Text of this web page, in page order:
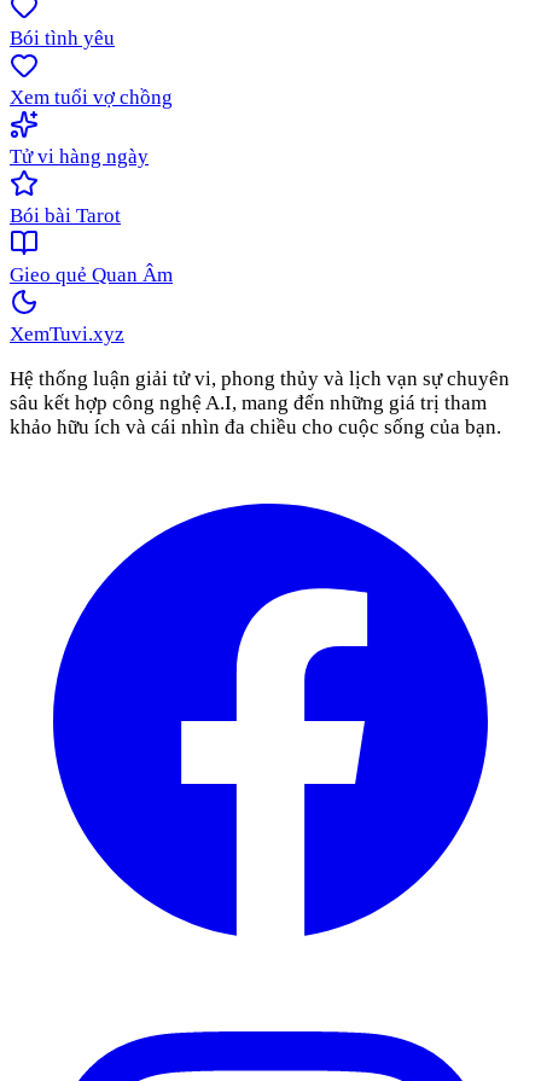
Bói tình yêu
Xem tuổi vợ chồng
Tử vi hàng ngày
Bói bài Tarot
Gieo quẻ Quan Âm
XemTuvi.xyz
Hệ thống luận giải tử vi, phong thủy và lịch vạn sự chuyên
sâu kết hợp công nghệ A.I, mang đến những giá trị tham
khảo hữu ích và cái nhìn đa chiều cho cuộc sống của bạn.